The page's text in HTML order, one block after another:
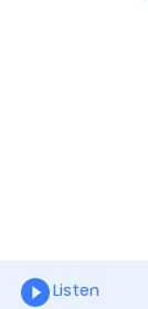
Listen